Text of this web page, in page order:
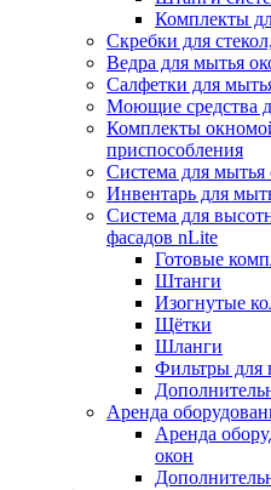
Комплекты
Скребки для
Ведра для мытья
Салфетки для
Моющие средства
Комплекты
приспособления
Система для
Инвентарь для
Система для
фасадов nLite
Готовые
Штанги
Изогнутые
Щётки
Шланги
Фильтры для
Аренда
Аренда
окон